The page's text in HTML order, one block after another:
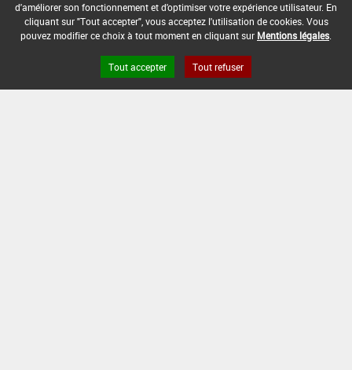
DOSE MAX
D'EMPLOI
NOMBRE MAX
D'APPLICATION
DÉLAIS AVANT
RÉCOLTE
d'améliorer son fonctionnement et d'optimiser votre expérience utilisateur. En
cliquant sur "Tout accepter", vous acceptez l'utilisation de cookies. Vous
pouvez modifier ce choix à tout moment en cliquant sur Mentions légales
Tout accepter Tout refuser